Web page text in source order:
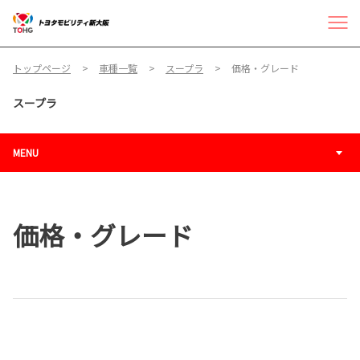
トップページ 車種一覧 スープラ 価格・グレード
スープラ
MENU
価格・グレード